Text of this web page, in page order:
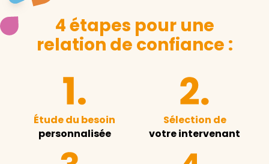
4 étapes pour une
relation de confiance :
Étude du besoin
personnalisée
Sélection de
votre intervenant